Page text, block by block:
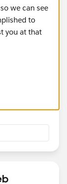
we can see
to
you at that